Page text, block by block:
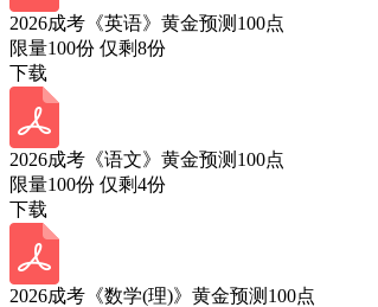
2026成考《英语》黄金预测100点
限量100份 仅剩8份
下载
2026成考《语文》黄金预测100点
限量100份 仅剩4份
下载
2026成考《数学(理)》黄金预测100点